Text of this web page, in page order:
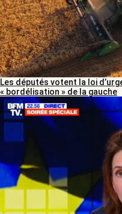
Les députés votent la loi
« bordélisation » de la gauche